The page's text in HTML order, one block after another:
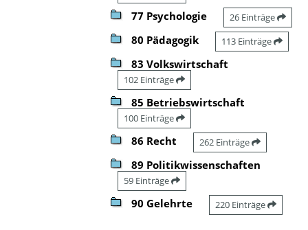
77 Psychologie 26 Einträge
80 Pädagogik 113 Einträge
83 Volkswirtschaft
102 Einträge
85 Betriebswirtschaft
100 Einträge
86 Recht 262 Einträge
89 Politikwissenschaften
59 Einträge
90 Gelehrte 220 Einträge